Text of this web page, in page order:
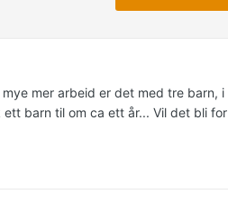
mer arbeid er det med tre barn, i
barn til om ca ett år... Vil det bli for